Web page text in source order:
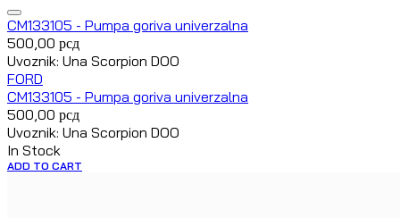
CM133105 - Pumpa goriva univerzalna
500,00 рсд
Uvoznik: Una Scorpion DOO
FORD
CM133105 - Pumpa goriva univerzalna
500,00 рсд
Uvoznik: Una Scorpion DOO
In Stock
ADD TO CART